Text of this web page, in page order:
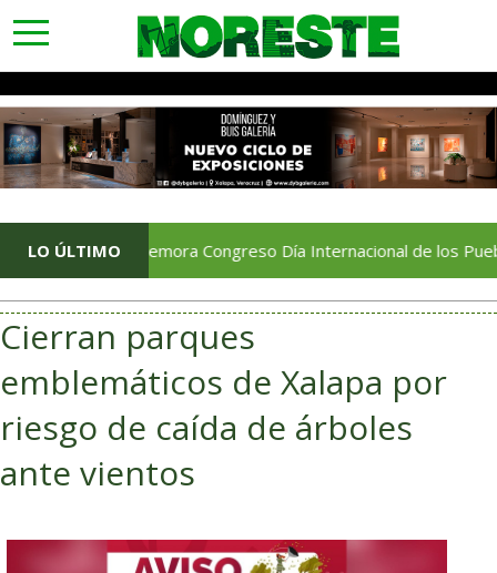
toggle
navigation
LO ÚLTIMO
Conmemora Congreso Día Internacional de los Pueblos
Cierran parques
emblemáticos de Xalapa por
riesgo de caída de árboles
ante vientos